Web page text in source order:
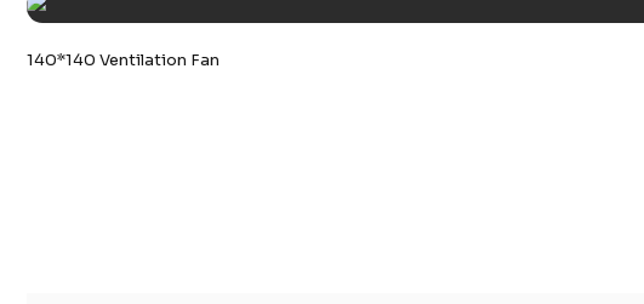
140*140 Ventilation Fan